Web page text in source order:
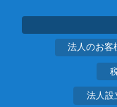
法人のお客
法人設